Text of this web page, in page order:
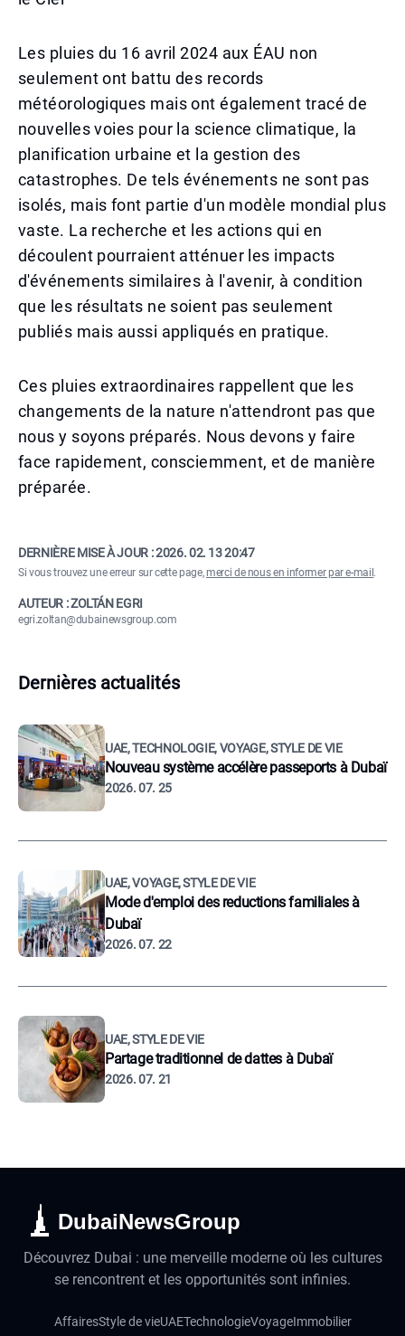
Les pluies du 16 avril 2024 aux ÉAU non
seulement ont battu des records
météorologiques mais ont également tracé de
nouvelles voies pour la science climatique, la
planification urbaine et la gestion des
catastrophes. De tels événements ne sont pas
isolés, mais font partie d'un modèle mondial plus
vaste. La recherche et les actions qui en
découlent pourraient atténuer les impacts
d'événements similaires à l'avenir, à condition
que les résultats ne soient pas seulement
publiés mais aussi appliqués en pratique.
Ces pluies extraordinaires rappellent que les
changements de la nature n'attendront pas que
nous y soyons préparés. Nous devons y faire
face rapidement, consciemment, et de manière
préparée.
DERNIÈRE MISE À JOUR :2026. 02. 13 20:47
Si vous trouvez une erreur sur cette page,merci de nous en informer par e-mail .
AUTEUR : ZOLTÁN EGRI
egri.zoltan@dubainewsgroup.com
Dernières actualités
UAE, TECHNOLOGIE, VOYAGE, STYLE DE VIE
Nouveau système accélère passeports à Dubaï
2026. 07. 25
UAE, VOYAGE, STYLE DE VIE
Mode d'emploi des reductions familiales à
Dubaï
2026. 07. 22
UAE, STYLE DE VIE
Partage traditionnel de dattes à Dubaï
2026. 07. 21
DubaiNewsGroup
Découvrez Dubai : une merveille moderne où les cultures
se rencontrent et les opportunités sont infinies.
AffairesStyle de vieUAETechnologieVoyageImmobilier